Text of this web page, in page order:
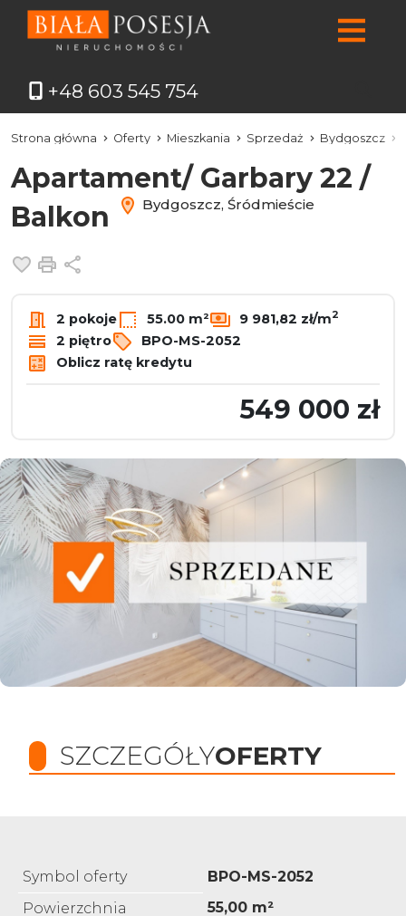
+48 603 545 754
Strona główna Oferty Mieszkania Sprzedaż Bydgoszcz
Apartament/ Garbary 22 /
Balkon
Bydgoszcz, Śródmieście
Dodaj do ulubionych
Drukuj
2 pokoje 55.00 m² 9 981,82 zł/m2
2 piętro
BPO-MS-2052
Oblicz ratę kredytu
549 000 zł
SZCZEGÓŁYOFERTY
Symbol oferty
BPO-MS-2052
Powierzchnia
55,00 m²